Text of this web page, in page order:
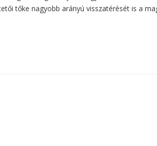
tőke nagyobb arányú visszatérését is a